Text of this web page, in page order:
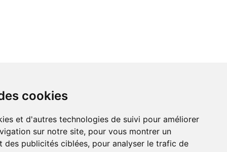
cookies
et d'autres technologies de suivi pour améliorer
sur notre site, pour vous montrer un
des publicités ciblées, pour analyser le trafic de